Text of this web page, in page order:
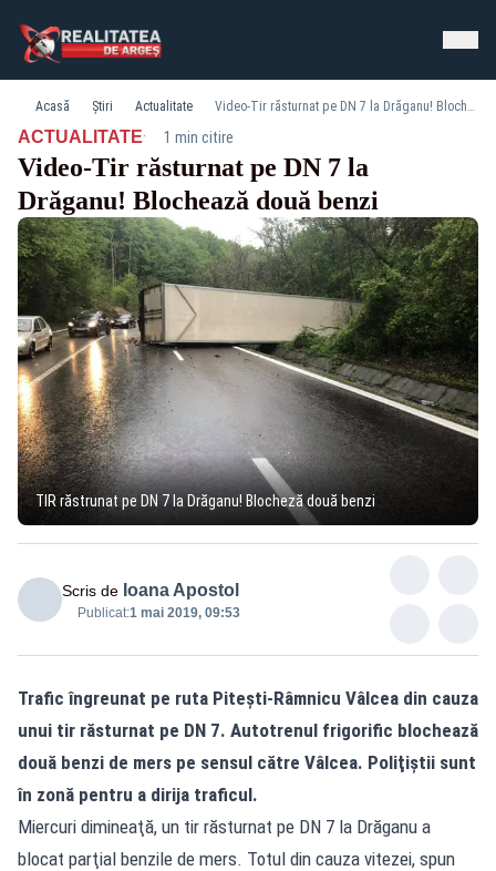
Acasă Știri Actualitate Video-Tir răsturnat pe DN 7 la Drăganu! Blochează două benzi
ACTUALITATE· 1 min citire
Video-Tir răsturnat pe DN 7 la
Drăganu! Blochează două benzi
TIR răstrunat pe DN 7 la Drăganu! Blocheză două benzi
Scris de Ioana Apostol
Publicat:1 mai 2019, 09:53
Trafic îngreunat pe ruta Pitești-Râmnicu Vâlcea din cauza
unui tir răsturnat pe DN 7. Autotrenul frigorific blochează
două benzi de mers pe sensul către Vâlcea. Poliţiştii sunt
în zonă pentru a dirija traficul.
Miercuri dimineaţă, un tir răsturnat pe DN 7 la Drăganu a
blocat parţial benzile de mers. Totul din cauza vitezei, spun